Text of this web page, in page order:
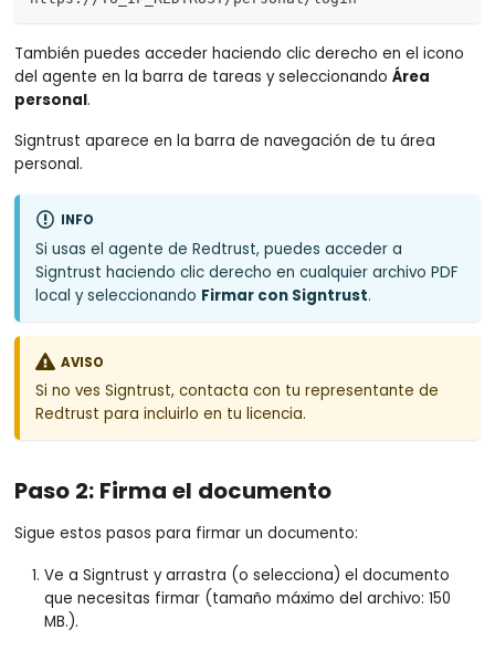
También puedes acceder haciendo clic derecho en el icono
del agente en la barra de tareas y seleccionandoÁrea
personal.
Signtrust aparece en la barra de navegación de tu área
personal.
INFO
Si usas el agente de Redtrust, puedes acceder a
Signtrust haciendo clic derecho en cualquier archivo PDF
local y seleccionando Firmar con Signtrust.
AVISO
Si no ves Signtrust, contacta con tu representante de
Redtrust para incluirlo en tu licencia.
Paso 2: Firma el documento
Sigue estos pasos para firmar un documento:
Ve a Signtrust y arrastra (o selecciona) el documento
que necesitas firmar (tamaño máximo del archivo: 150
MB.).